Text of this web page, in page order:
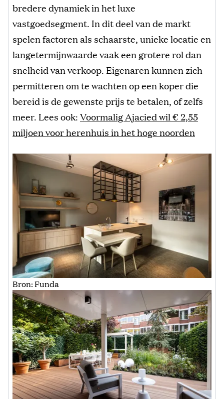
bredere dynamiek in het luxe
vastgoedsegment. In dit deel van de markt
spelen factoren als schaarste, unieke locatie en
langetermijnwaarde vaak een grotere rol dan
snelheid van verkoop. Eigenaren kunnen zich
permitteren om te wachten op een koper die
bereid is de gewenste prijs te betalen, of zelfs
meer. Lees ook:Voormalig Ajacied wil € 2,55
miljoen voor herenhuis in het hoge noorden
Bron: Funda